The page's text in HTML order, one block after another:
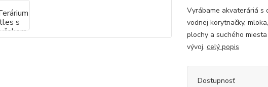
Vyrábame akvateráriá s
vodnej korytnačky,
plochy a suchého
vývoj. celý popis
Dostupnosť